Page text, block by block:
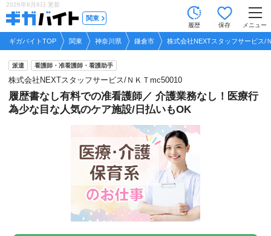
2026年8月6日 更新
関東
履歴 保存 メニュー
ギガバイトTOP 関東 神奈川県 鎌倉市 株式会社NEXTスタッフサービス/
派遣 看護師・准看護師・看護助手
株式会社NEXTスタッフサービス/ＮＫＴmc50010
履歴書なし有料での准看護師／ 介護業務なし！医療行
為少な目な人気のケア施設/日払いもOK